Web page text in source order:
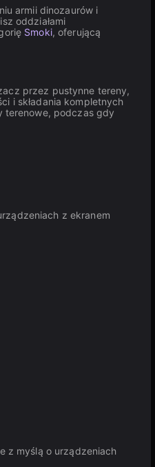
armii dinozaurów i
oddziałami
Smoki, oferującą
przez pustynne tereny,
i składania kompletnych
terenowe, podczas gdy
z ekranem
z myślą o urządzeniach